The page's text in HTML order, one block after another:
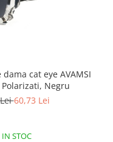
cat eye AVAMSI
Polarizati, Negru
60,73 Lei
IN STOC